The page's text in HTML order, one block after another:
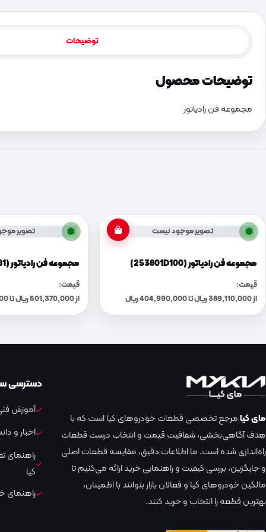
توضیحات
توضیحات محصول
مجموعه فن رادیاتور
تصویر موجود نیست
مجموعه فن رادیاتور (253801D100)
قیمت:
از 389,110,000 ریال تا 404,990,000 ریال
تصویر
مجموعه فن رادیاتور (253801F381)
قیمت:
از 501,370,000 ریال تا 521,830,000 ریال
مای کیامرجع تخصصی قطعات خودروهای کیا است که با
هدف آگاهی‌بخشی، شفافیت قیمت و انتخاب درست قطعات
راه‌اندازی شده است. ما اطلاعات دقیق، مقایسه قطعات اصلی
و جایگزین، بررسی کیفیت و راهنمایی خرید ارائه می‌کنیم تا
مالکین خودروهای کیا و فعالان بازار بتوانند با اطمینان،
بهترین قطعه را انتخاب و خرید کنند.
دسترسی
آموزش
اخبار و
راهنمای
کیا
راهنمای